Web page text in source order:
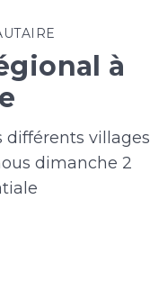
à
différents villages,
dimanche 2